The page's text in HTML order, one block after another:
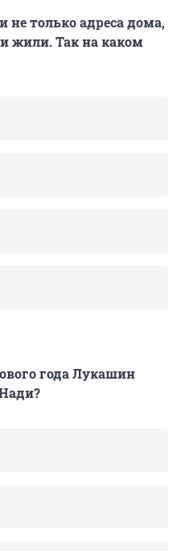
только адреса дома,
жили. Так на каком
года Лукашин